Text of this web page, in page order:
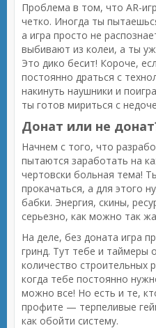
Проблема в том, что AR-
четко. Иногда ты
а игра просто не
выбивают из колеи, а ты
Это дико бесит! Короче,
постоянно драться с
накинуть наушники и
ты готов мириться с
Донат или не
Начнем с того, что
пытаются заработать на
чертовски больная тема!
прокачаться, а для этого
бабки. Энергия, скины,
серьезно, как можно так
На деле, без доната игра
гринд. Тут тебе и таймеры
количество строительных
когда тебе постоянно
можно все! Но есть и те,
профите — терпеливые
как обойти систему.